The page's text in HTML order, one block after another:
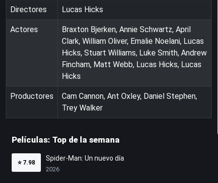
Directores Lucas Hicks
Actores
Braxton Bjerken, Annie Schwartz, April
Clark, William Oliver, Emalie Noelani, Lucas
Hicks, Stuart Williams, Luke Smith, Andrew
Fincham, Matt Webb, Lucas Hicks, Lucas
Hicks
Productores
Cam Cannon, Ant Oxley, Daniel Stephen,
Trey Walker
Películas: Top de la semana
⭐ 7.98
Spider-Man: Un nuevo día
2026